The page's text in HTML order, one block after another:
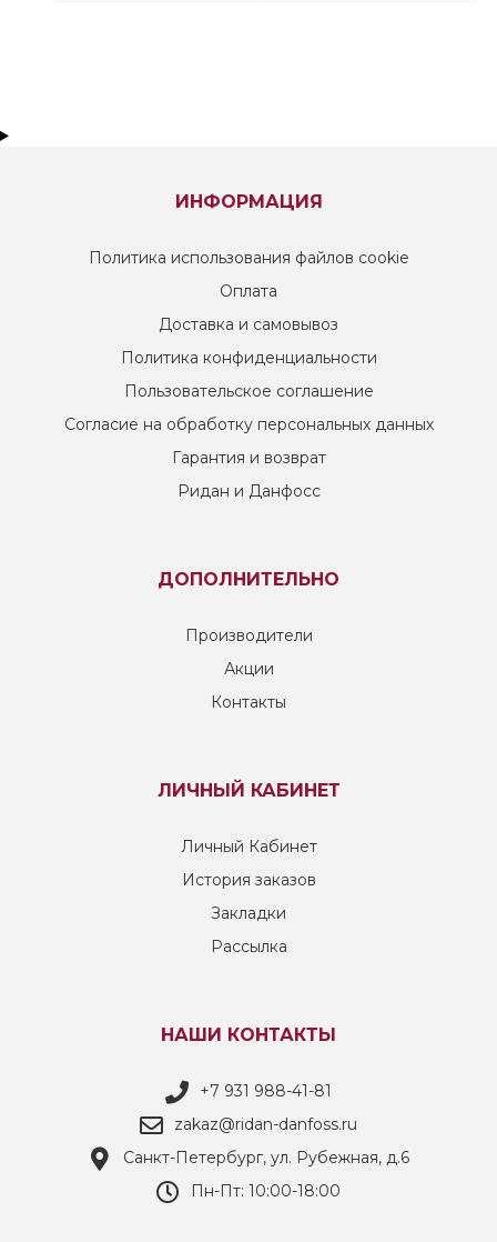
ИНФОРМАЦИЯ
Политика использования файлов cookie
Оплата
Доставка и самовывоз
Политика конфиденциальности
Пользовательское соглашение
Согласие на обработку персональных данных
Гарантия и возврат
Ридан и Данфосс
ДОПОЛНИТЕЛЬНО
Производители
Акции
Контакты
ЛИЧНЫЙ КАБИНЕТ
Личный Кабинет
История заказов
Закладки
Рассылка
НАШИ КОНТАКТЫ
+7 931 988-41-81
zakaz@ridan-danfoss.ru
Санкт-Петербург, ул. Рубежная, д.6
Пн-Пт: 10:00-18:00